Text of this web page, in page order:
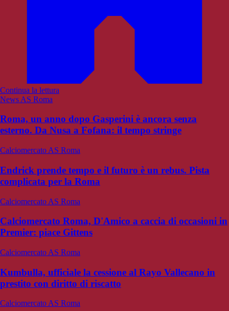
Continua la lettura
News AS Roma
Roma, un anno dopo Gasperini è ancora senza
esterno. Da Nusa a Fofana: il tempo stringe
Calciomercato AS Roma
Endrick prende tempo e il futuro è un rebus. Pista
complicata per la Roma
Calciomercato AS Roma
Calciomercato Roma, D'Amico a caccia di occasioni in
Premier: piace Gittens
Calciomercato AS Roma
Kumbulla, ufficiale la cessione al Rayo Vallecano in
prestito con diritto di riscatto
Calciomercato AS Roma